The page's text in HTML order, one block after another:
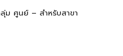
ลุ่ม ศูนย์ – สำหรับสาขา